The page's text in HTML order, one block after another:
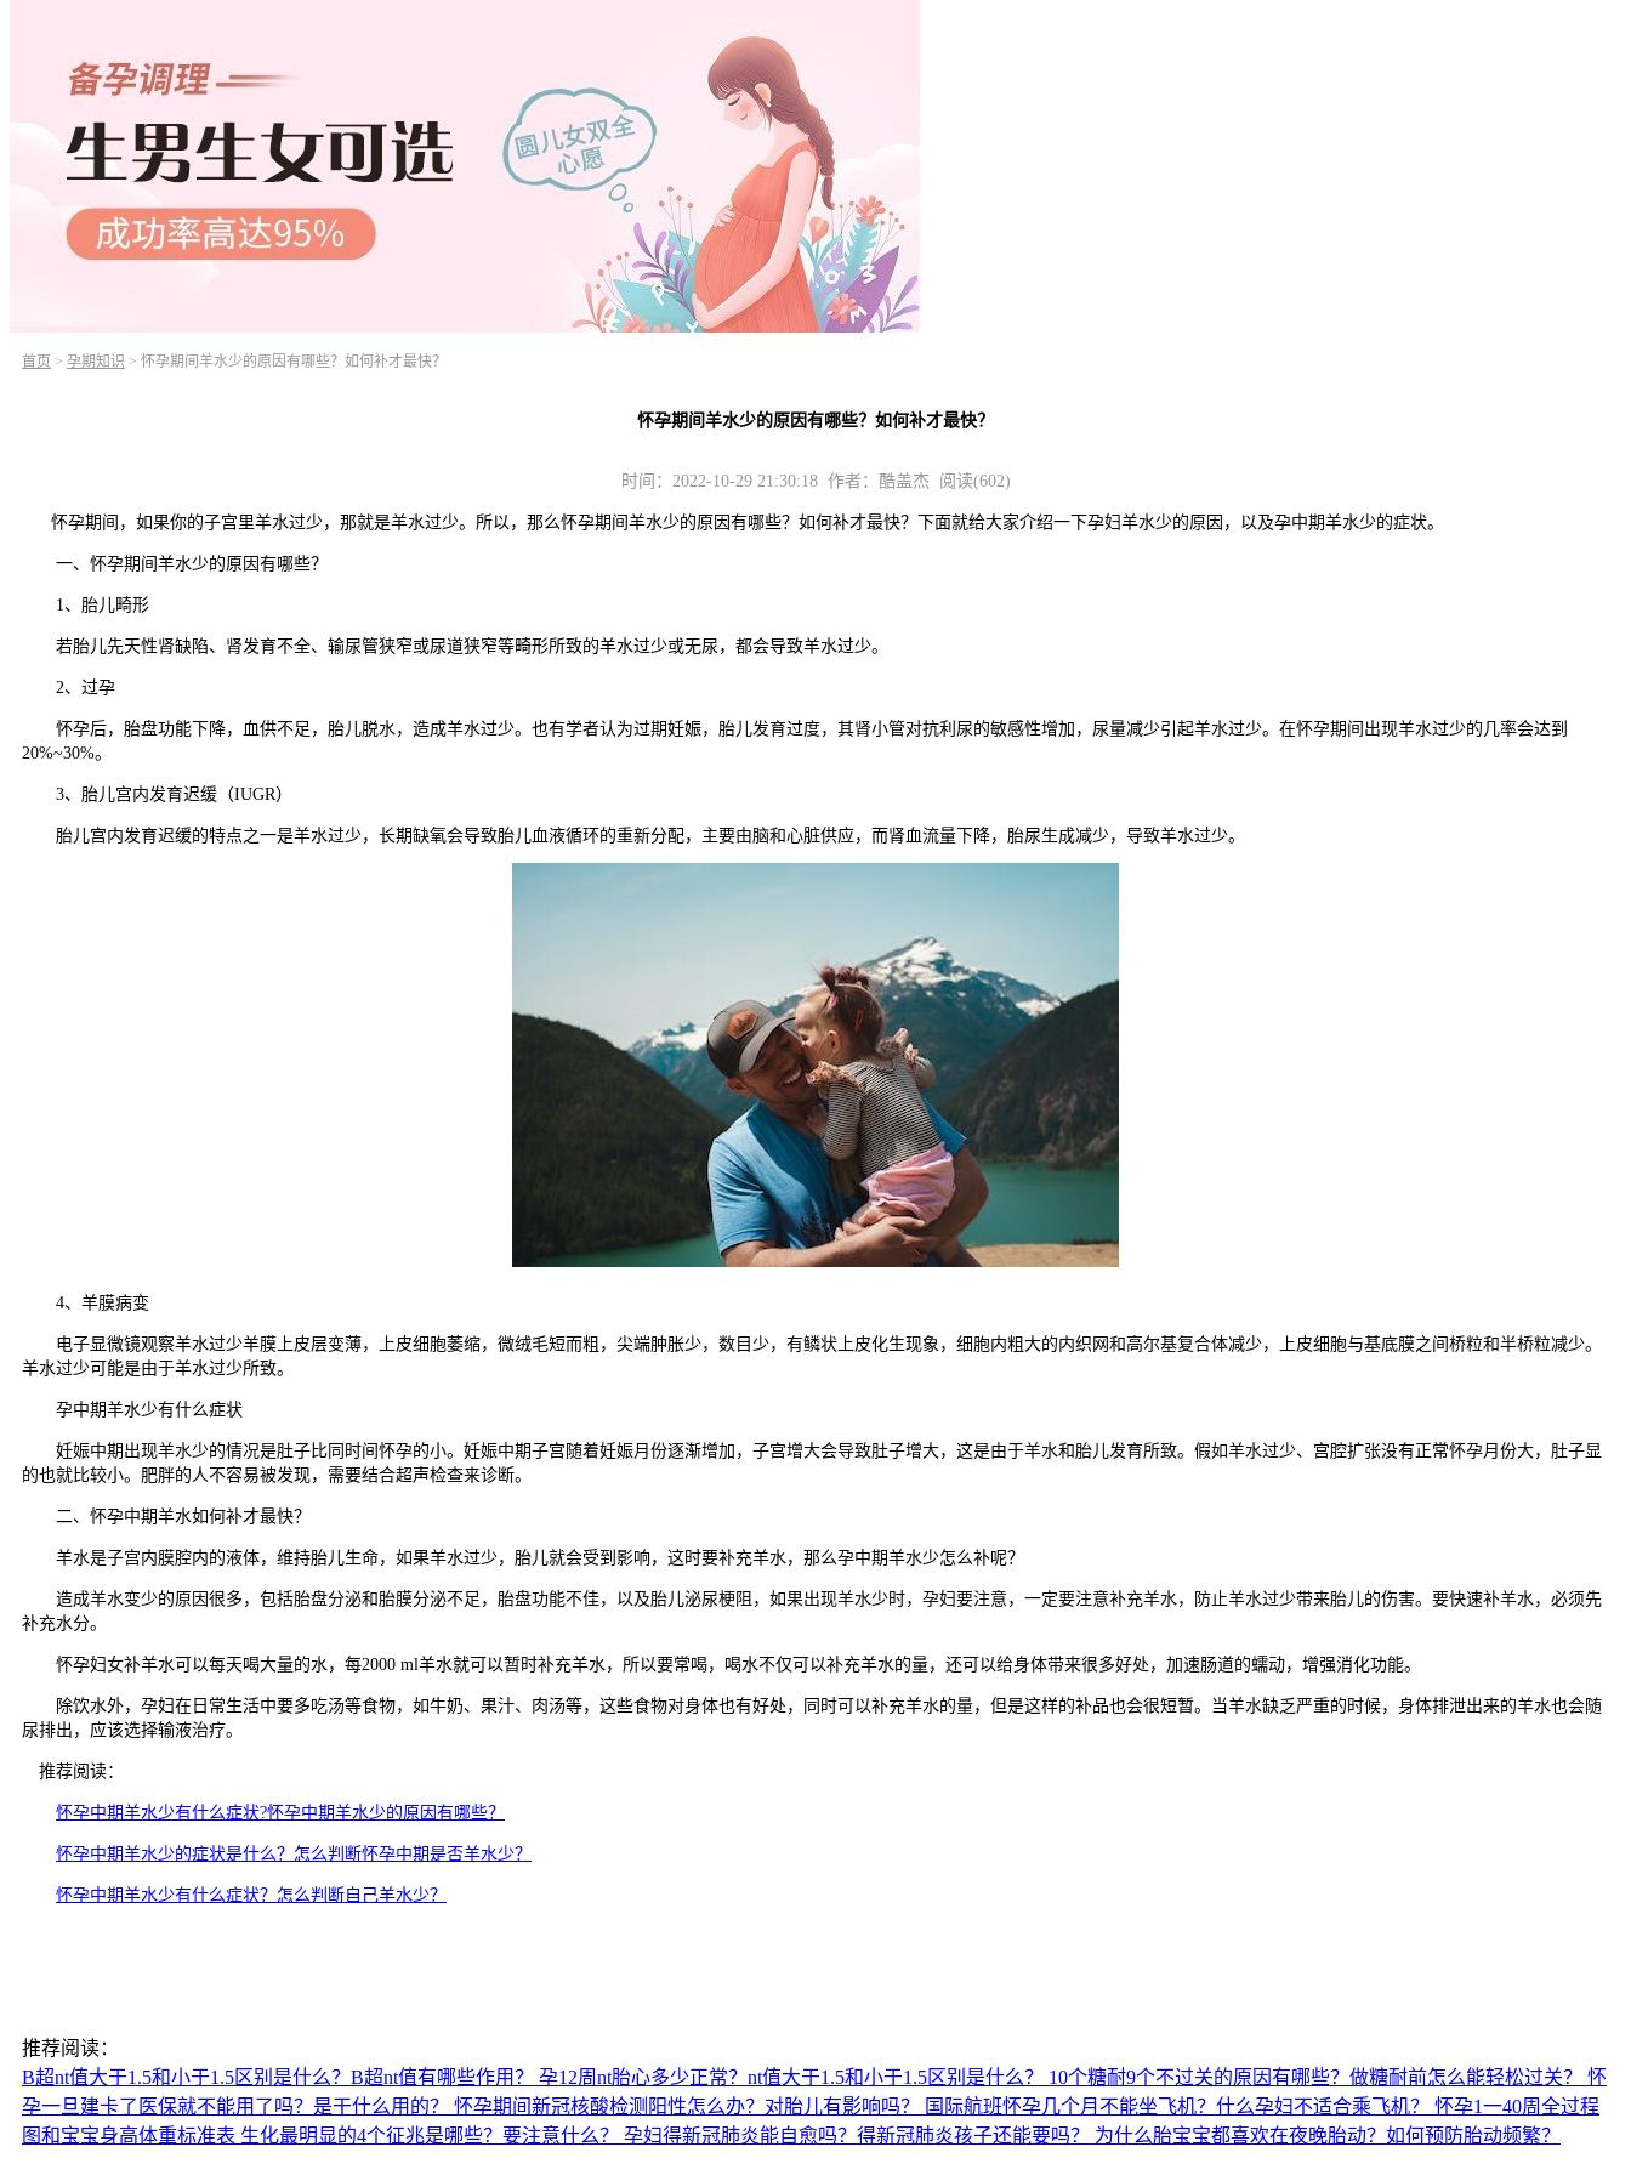
首页 > 孕期知识 > 怀孕期间羊水少的原因有哪些？如何补才最快？
怀孕期间羊水少的原因有哪些？如何补才最快？
时间：2022-10-29 21:30:18 作者：酷盖杰 阅读(602)
怀孕期间，如果你的子宫里羊水过少，那就是羊水过少。所以，那么怀孕期间羊水少的原因有哪些？如何补才最快？下面就给大家介绍一下孕妇羊水少的原因，以及孕中期羊水少的症状。
一、怀孕期间羊水少的原因有哪些？
1、胎儿畸形
若胎儿先天性肾缺陷、肾发育不全、输尿管狭窄或尿道狭窄等畸形所致的羊水过少或无尿，都会导致羊水过少。
2、过孕
怀孕后，胎盘功能下降，血供不足，胎儿脱水，造成羊水过少。也有学者认为过期妊娠，胎儿发育过度，其肾小管对抗利尿的敏感性增加，尿量减少引起羊水过少。在怀孕期间出现羊水过少的几率会达到
20%~30%。
3、胎儿宫内发育迟缓（IUGR）
胎儿宫内发育迟缓的特点之一是羊水过少，长期缺氧会导致胎儿血液循环的重新分配，主要由脑和心脏供应，而肾血流量下降，胎尿生成减少，导致羊水过少。
4、羊膜病变
电子显微镜观察羊水过少羊膜上皮层变薄，上皮细胞萎缩，微绒毛短而粗，尖端肿胀少，数目少，有鳞状上皮化生现象，细胞内粗大的内织网和高尔基复合体减少，上皮细胞与基底膜之间桥粒和半桥粒减少。
羊水过少可能是由于羊水过少所致。
孕中期羊水少有什么症状
妊娠中期出现羊水少的情况是肚子比同时间怀孕的小。妊娠中期子宫随着妊娠月份逐渐增加，子宫增大会导致肚子增大，这是由于羊水和胎儿发育所致。假如羊水过少、宫腔扩张没有正常怀孕月份大，肚子显
的也就比较小。肥胖的人不容易被发现，需要结合超声检查来诊断。
二、怀孕中期羊水如何补才最快？
羊水是子宫内膜腔内的液体，维持胎儿生命，如果羊水过少，胎儿就会受到影响，这时要补充羊水，那么孕中期羊水少怎么补呢？
造成羊水变少的原因很多，包括胎盘分泌和胎膜分泌不足，胎盘功能不佳，以及胎儿泌尿梗阻，如果出现羊水少时，孕妇要注意，一定要注意补充羊水，防止羊水过少带来胎儿的伤害。要快速补羊水，必须先
补充水分。
怀孕妇女补羊水可以每天喝大量的水，每2000 ml羊水就可以暂时补充羊水，所以要常喝，喝水不仅可以补充羊水的量，还可以给身体带来很多好处，加速肠道的蠕动，增强消化功能。
除饮水外，孕妇在日常生活中要多吃汤等食物，如牛奶、果汁、肉汤等，这些食物对身体也有好处，同时可以补充羊水的量，但是这样的补品也会很短暂。当羊水缺乏严重的时候，身体排泄出来的羊水也会随
尿排出，应该选择输液治疗。
推荐阅读：
怀孕中期羊水少有什么症状?怀孕中期羊水少的原因有哪些？
怀孕中期羊水少的症状是什么？怎么判断怀孕中期是否羊水少？
怀孕中期羊水少有什么症状？怎么判断自己羊水少？
推荐阅读：
B超nt值大于1.5和小于1.5区别是什么？B超nt值有哪些作用？
孕12周nt胎心多少正常？nt值大于1.5和小于1.5区别是什么？ 10个糖耐9个不过关的原因有哪些？做糖耐前怎么能轻松过关？
怀
孕一旦建卡了医保就不能用了吗？是干什么用的？
怀孕期间新冠核酸检测阳性怎么办？对胎儿有影响吗？ 国际航班怀孕几个月不能坐飞机？什么孕妇不适合乘飞机？
怀孕1一40周全过程
图和宝宝身高体重标准表 生化最明显的4个征兆是哪些？要注意什么？ 孕妇得新冠肺炎能自愈吗？得新冠肺炎孩子还能要吗？ 为什么胎宝宝都喜欢在夜晚胎动？如何预防胎动频繁？